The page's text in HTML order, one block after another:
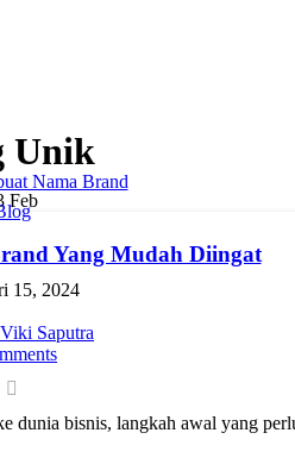
Unik
Feb
Yang Mudah Diingat
15, 2024
Viki Saputra
bisnis, langkah awal yang